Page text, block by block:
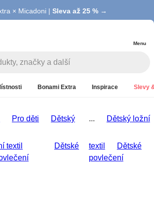
× Micadoni | Sleva až 25 % →
| Ušetřete až 40 % →
Menu
Bonami Extra Inspirace Slevy
Pro děti Dětský
textil
Dětské
... Dětský ložní
textil
Dětské
povlečení